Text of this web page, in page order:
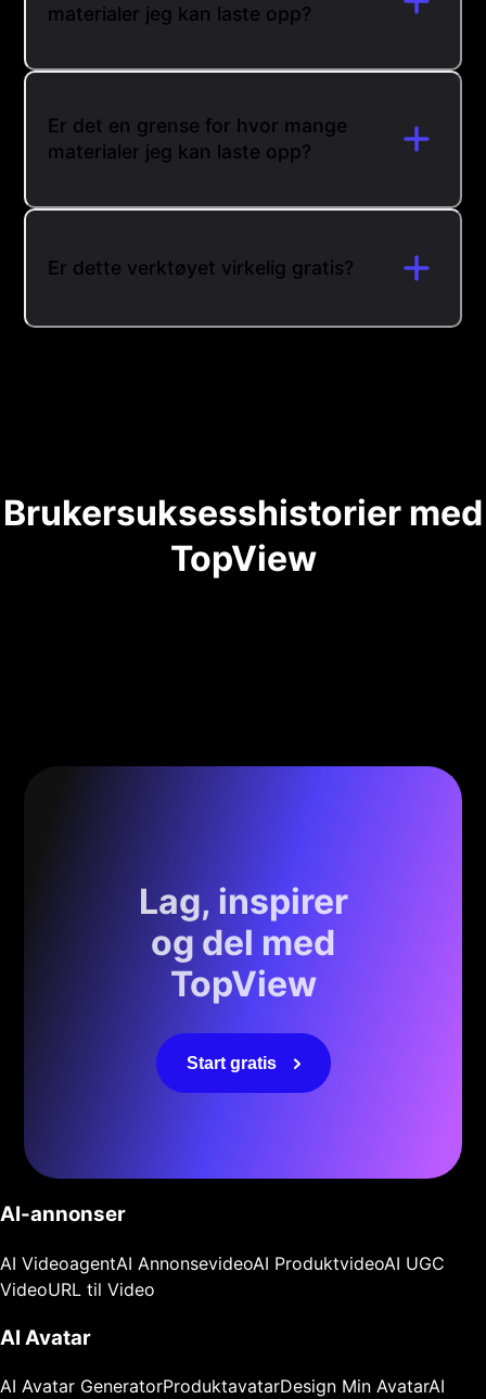
materialer jeg kan laste opp?
Er det en grense for hvor mange
materialer jeg kan laste opp?
Er dette verktøyet virkelig gratis?
Brukersuksesshistorier med
TopView
Lag, inspirer
og del med
TopView
Start gratis
AI-annonser
AI VideoagentAI AnnonsevideoAI ProduktvideoAI UGC
VideoURL til Video
AI Avatar
AI Avatar GeneratorProduktavatarDesign Min AvatarAI